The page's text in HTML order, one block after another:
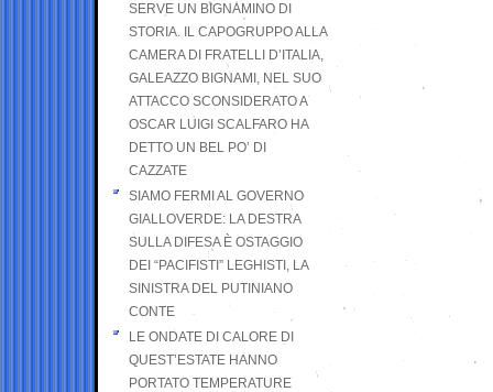
SERVE UN BIGNAMINO DI
STORIA. IL CAPOGRUPPO ALLA
CAMERA DI FRATELLI D’ITALIA,
GALEAZZO BIGNAMI, NEL SUO
ATTACCO SCONSIDERATO A
OSCAR LUIGI SCALFARO HA
DETTO UN BEL PO’ DI
CAZZATE
SIAMO FERMI AL GOVERNO
GIALLOVERDE: LA DESTRA
SULLA DIFESA È OSTAGGIO
DEI “PACIFISTI” LEGHISTI, LA
SINISTRA DEL PUTINIANO
CONTE
LE ONDATE DI CALORE DI
QUEST’ESTATE HANNO
PORTATO TEMPERATURE